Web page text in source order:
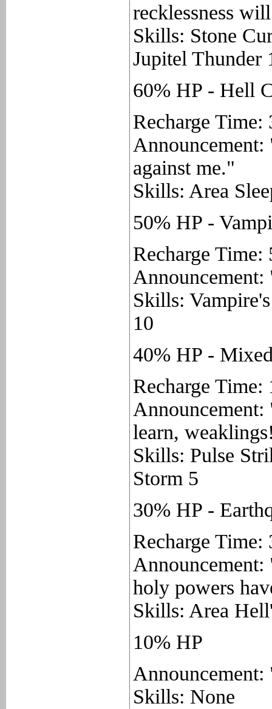
recklessness
Skills: Stone
Jupitel Thunder
60% HP - Hell
Recharge Time:
against me."
Skills: Area
50% HP -
Recharge Time:
Skills:
10
40% HP -
Recharge
Announcement:
learn,
Skills: Pulse
Storm 5
30% HP -
Recharge Time:
Announcement:
holy powers
Skills: Area
10% HP
Skills: None